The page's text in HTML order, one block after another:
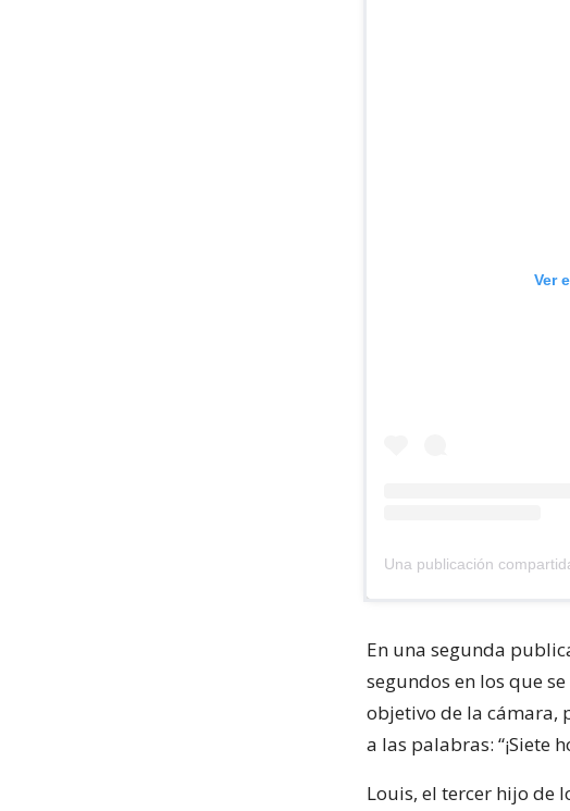
Ver
En una segunda
segundos en los que
objetivo de la cámara,
a las palabras: “¡Siete
Louis, el tercer hijo de